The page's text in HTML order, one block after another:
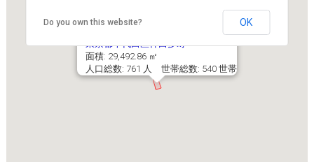
東京都千代田区神田多町
面積: 29,492.86 ㎡
人口総数: 761 人 世帯総数: 540 世帯
Do you own this website? OK